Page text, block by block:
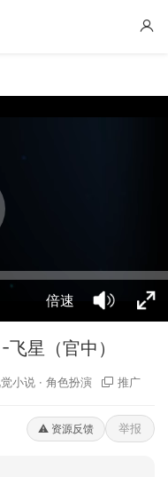
倍速
星（官中）
小说 · 角色扮演 推广
⚠️ 资源反馈 举报